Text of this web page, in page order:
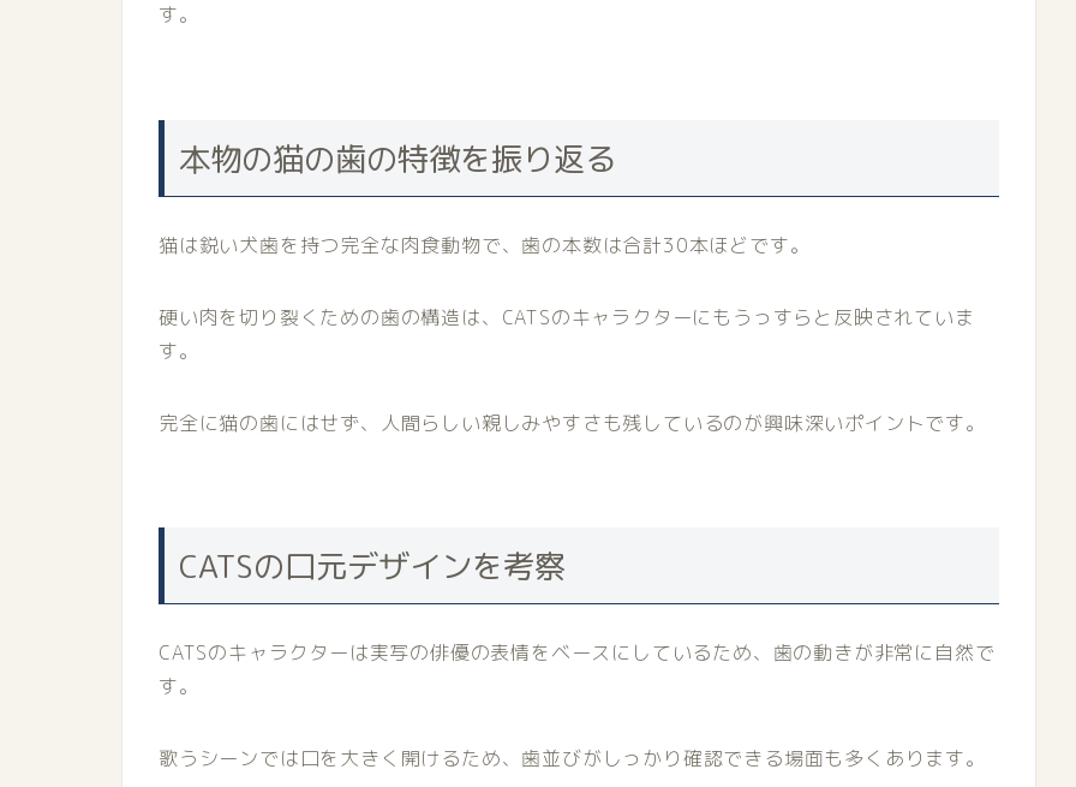
す。
本物の猫の歯の特徴を振り返る
猫は鋭い犬歯を持つ完全な肉食動物で、歯の本数は合計30本ほどです。
硬い肉を切り裂くための歯の構造は、CATSのキャラクターにもうっすらと反映されていま
す。
完全に猫の歯にはせず、人間らしい親しみやすさも残しているのが興味深いポイントです。
CATSの口元デザインを考察
CATSのキャラクターは実写の俳優の表情をベースにしているため、歯の動きが非常に自然で
す。
歌うシーンでは口を大きく開けるため、歯並びがしっかり確認できる場面も多くあります。